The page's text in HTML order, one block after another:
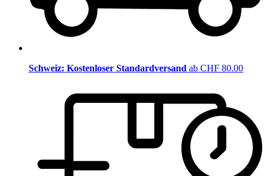
Schweiz: Kostenloser Standardversand ab CHF 80.00